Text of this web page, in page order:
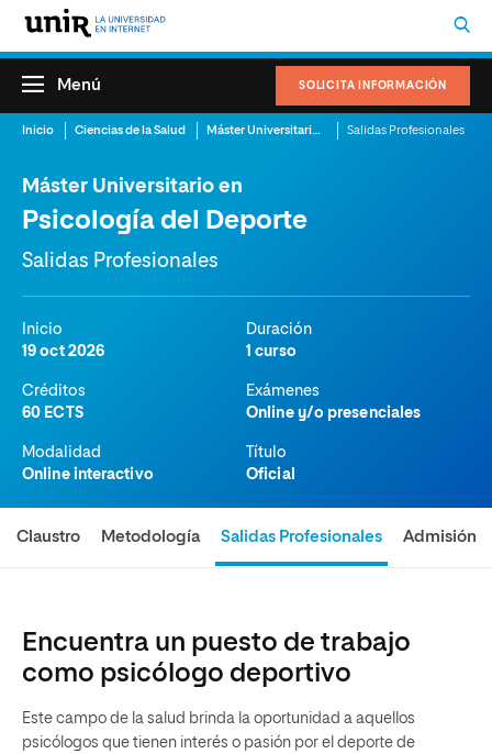
SOLICITA INFORMACIÓN
Menú
Inicio Ciencias de la Salud Máster Universitario en Psicología del Deporte Salidas Profesionales
Máster Universitario en
Psicología del Deporte
Salidas Profesionales
Inicio
19 oct 2026
Duración
1 curso
Créditos
60 ECTS
Exámenes
Online y/o presenciales
Modalidad
Online interactivo
Título
Oficial
Claustro Metodología Salidas Profesionales Admisión
Encuentra un puesto de trabajo
como psicólogo deportivo
Este campo de la salud brinda la oportunidad a aquellos
psicólogos que tienen interés o pasión por el deporte de